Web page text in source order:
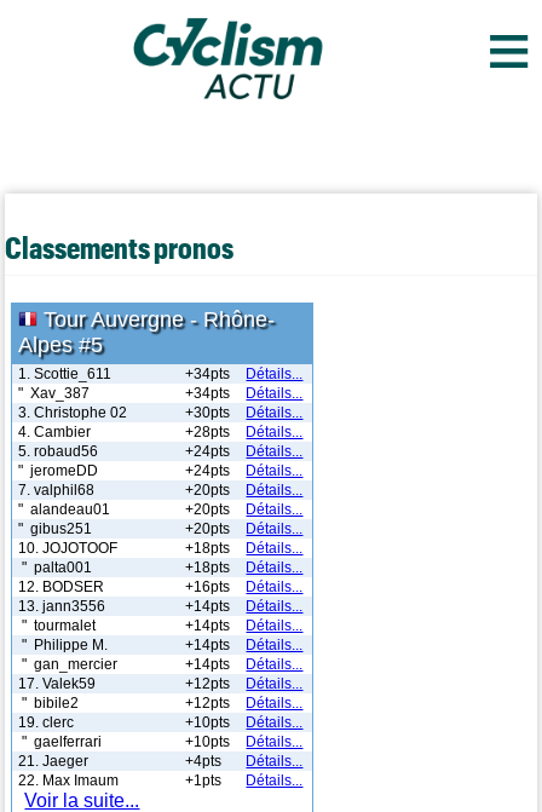
≡
Classements pronos
Tour Auvergne - Rhône-
Alpes #5
1. Scottie_611 Détails...
+34pts
" Xav_387
Détails...
+34pts
3. Christophe 02
Détails...
+30pts
4. Cambier
Détails...
+28pts
5. robaud56
Détails...
+24pts
" jeromeDD
Détails...
+24pts
7. valphil68
Détails...
+20pts
" alandeau01
Détails...
+20pts
" gibus251
Détails...
+20pts
10. JOJOTOOF
Détails...
+18pts
" palta001
Détails...
+18pts
12. BODSER
Détails...
+16pts
13. jann3556
Détails...
+14pts
" tourmalet
Détails...
+14pts
" Philippe M.
Détails...
+14pts
" gan_mercier
Détails...
+14pts
17. Valek59
Détails...
+12pts
" bibile2
Détails...
+12pts
19. clerc
Détails...
+10pts
" gaelferrari
Détails...
+10pts
21. Jaeger
Détails...
+4pts
22. Max Imaum
Détails...
+1pts
Voir la suite...